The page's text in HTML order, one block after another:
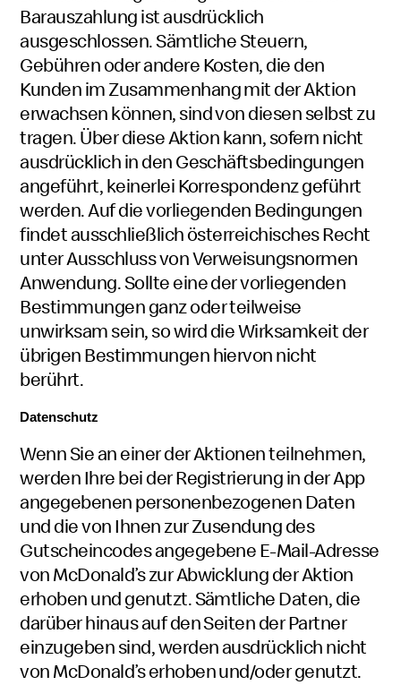
Barauszahlung ist ausdrücklich
ausgeschlossen. Sämtliche Steuern,
Gebühren oder andere Kosten, die den
Kunden im Zusammenhang mit der Aktion
erwachsen können, sind von diesen selbst zu
tragen. Über diese Aktion kann, sofern nicht
ausdrücklich in den Geschäftsbedingungen
angeführt, keinerlei Korrespondenz geführt
werden. Auf die vorliegenden Bedingungen
findet ausschließlich österreichisches Recht
unter Ausschluss von Verweisungsnormen
Anwendung. Sollte eine der vorliegenden
Bestimmungen ganz oder teilweise
unwirksam sein, so wird die Wirksamkeit der
übrigen Bestimmungen hiervon nicht
berührt.
Datenschutz
Wenn Sie an einer der Aktionen teilnehmen,
werden Ihre bei der Registrierung in der App
angegebenen personenbezogenen Daten
und die von Ihnen zur Zusendung des
Gutscheincodes angegebene E-Mail-Adresse
von McDonald’s zur Abwicklung der Aktion
erhoben und genutzt. Sämtliche Daten, die
darüber hinaus auf den Seiten der Partner
einzugeben sind, werden ausdrücklich nicht
von McDonald’s erhoben und/oder genutzt.